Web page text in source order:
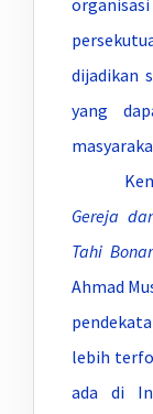
dijadikan
yang
Gereja
Tahi
Ahmad
lebih
ada di